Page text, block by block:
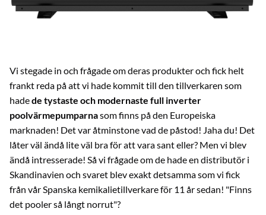
Vi stegade in och frågade om deras produkter och fick helt
frankt reda på att vi hade kommit till den tillverkaren som
hadede tystaste och modernaste full inverter
poolvärmepumparnasom finns på den Europeiska
marknaden! Det var åtminstone vad de påstod! Jaha du! Det
låter väl ändå lite väl bra för att vara sant eller? Men vi blev
ändå intresserade! Så vi frågade om de hade en distributör i
Skandinavien och svaret blev exakt detsamma som vi fick
från vår Spanska kemikalietillverkare för 11 år sedan! "Finns
det pooler så långt norrut"?